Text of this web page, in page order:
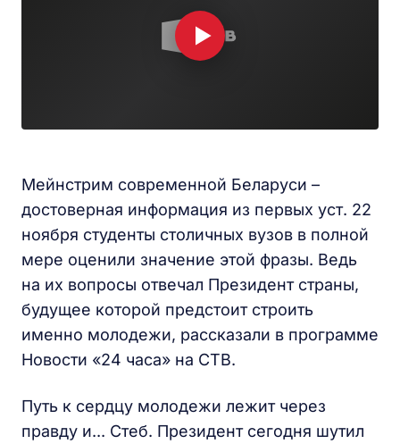
Мейнстрим современной Беларуси –
достоверная информация из первых уст. 22
ноября студенты столичных вузов в полной
мере оценили значение этой фразы. Ведь
на их вопросы отвечал Президент страны,
будущее которой предстоит строить
именно молодежи, рассказали в программе
Новости «24 часа» на СТВ.
Путь к сердцу молодежи лежит через
правду и... Стеб. Президент сегодня шутил